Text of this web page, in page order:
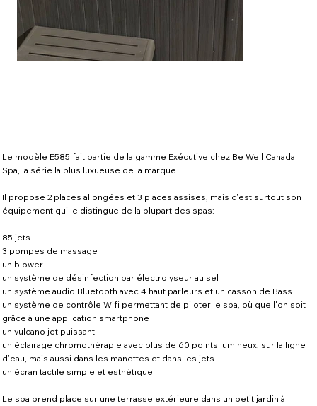
Le modèle E585 fait partie de la gamme Exécutive chez Be Well Canada
Spa, la série la plus luxueuse de la marque.
Il propose 2 places allongées et 3 places assises, mais c'est surtout son
équipement qui le distingue de la plupart des spas:
85 jets
3 pompes de massage
un blower
un système de désinfection par électrolyseur au sel
un système audio Bluetooth avec 4 haut parleurs et un casson de Bass
un système de contrôle Wifi permettant de piloter le spa, où que l'on soit
grâce à une application smartphone
un vulcano jet puissant
un éclairage chromothérapie avec plus de 60 points lumineux, sur la ligne
d'eau, mais aussi dans les manettes et dans les jets
un écran tactile simple et esthétique
Le spa prend place sur une terrasse extérieure dans un petit jardin à